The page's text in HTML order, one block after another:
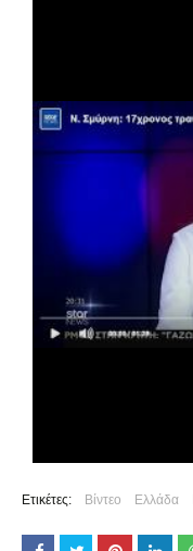
Ετικέτες: Βίντεο Ελλάδα